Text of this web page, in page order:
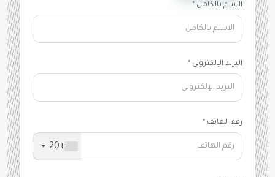
الاسم بالكامل *
البريد الإلكترونى *
رقم الهاتف *
+20